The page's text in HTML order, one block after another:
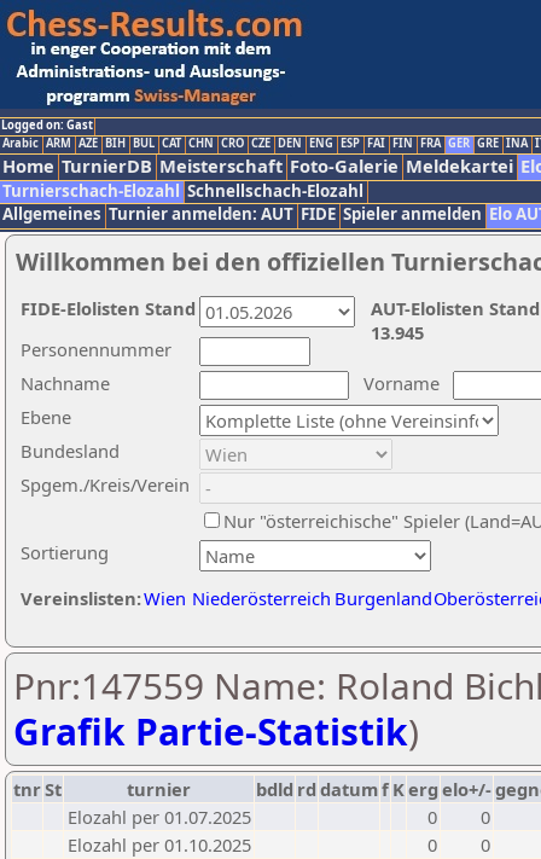
Logged on: Gast
Arabic ARM AZE BIH BUL CAT CHN CRO CZE DEN ENG ESP FAI FIN FRA GER GRE INA
Home TurnierDB Meisterschaft Foto-Galerie Meldekartei
Turnierschach-Elozahl Schnellschach-Elozahl
Allgemeines Turnier anmelden: AUT FIDE Spieler anmelden Elo
Willkommen bei den offiziellen
Nachname
Vorname
Ebene
Sortierung
Personennummer
Bundesland
Spgem./Kreis/Verein
Nur "österreichische" Spieler
Vereinslisten:Wien Niederösterreich Burgenland
AUT-Elolisten
13.945
FIDE-Elolisten Stand
Pnr:147559 Name: Roland
Grafik Partie-Statistik)
tnrSt turnier bdld rd datumf Kerg elo+/-
Elozahl per 01.07.2025
0
0
Elozahl per 01.10.2025
0
0